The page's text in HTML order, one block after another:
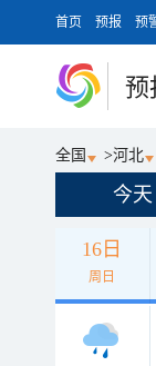
首页 预报 预
预
全国 >河北
今天
16日
周日